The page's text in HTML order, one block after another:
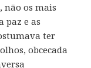
não os mais
paz e as
ter
obcecada